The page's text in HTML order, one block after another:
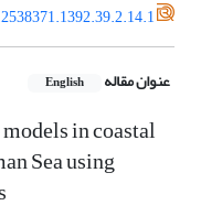
عنوان مقاله English
in coastal
Sea using